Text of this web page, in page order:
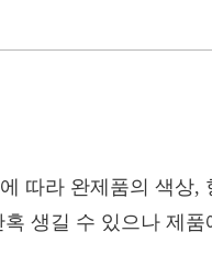
따라 완제품의 색상,
생길 수 있으나 제